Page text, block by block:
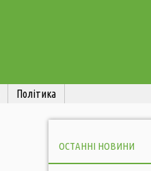
Політика
ОСТАННІ НОВИНИ